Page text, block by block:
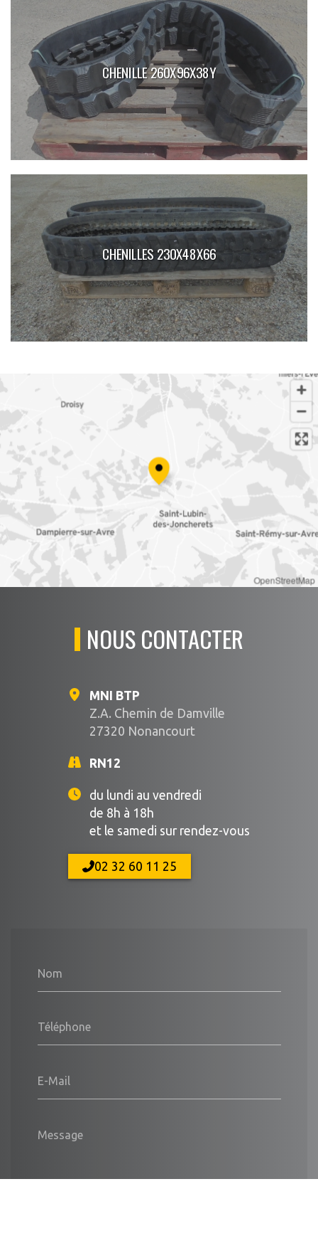
CHENILLE 260X96X38Y
CHENILLES 230X48X66
OpenStreetMap
NOUS CONTACTER
Nom
Téléphone
E-Mail
Message
MNI BTP
Z.A. Chemin de Damville
27320 Nonancourt
RN12
du lundi au vendredi
de 8h à 18h
et le samedi sur rendez-vous
02 32 60 11 25